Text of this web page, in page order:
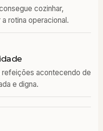
cozinhar,
rotina operacional.
refeições acontecendo de
e digna.